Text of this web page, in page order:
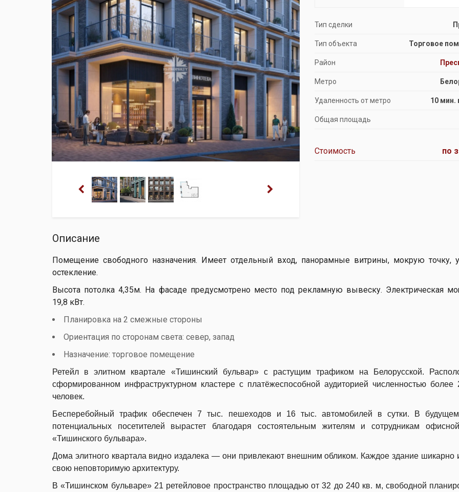
Продажа особняков
Помещения свободного назначения
Тип сделки
Тип объекта Торговое
Район
Метро
Удаленность от метро 10
Общая площадь
Стоимость по
Описание
Помещение свободного назначения. Имеет отдельный вход, панорамные витрины, мокрую точку,
остекление.
Высота потолка 4,35м. На фасаде предусмотрено место под рекламную вывеску. Электрическая
19,8 кВт.
Планировка на 2 смежные стороны
Ориентация по сторонам света: север, запад
Назначение: торговое помещение
Ретейл в элитном квартале «Тишинский бульвар» с растущим трафиком на Белорусской.
сформированном инфраструктурном кластере с платёжеспособной аудиторией численностью более
человек.
Бесперебойный трафик обеспечен 7 тыс. пешеходов и 16 тыс. автомобилей в сутки. В
потенциальных посетителей вырастет благодаря состоятельным жителям и сотрудникам
«Тишинского бульвара».
Дома элитного квартала видно издалека — они привлекают внешним обликом. Каждое здание шикарно
свою неповторимую архитектуру.
В «Тишинском бульваре» 21 ретейловое пространство площадью от 32 до 240 кв. м, свободной